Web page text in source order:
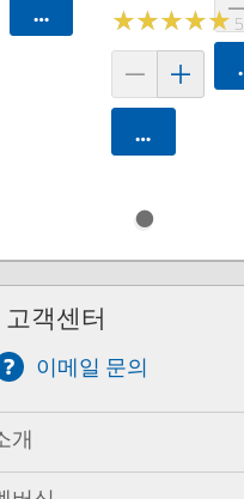
카트에 담기
★★★★★
★★★★★
카트에 담기
객센터
이메일 문의
개